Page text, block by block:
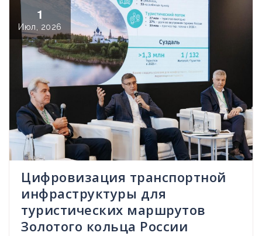
1
Июл, 2026
Цифровизация транспортной
инфраструктуры для
туристических маршрутов
Золотого кольца России